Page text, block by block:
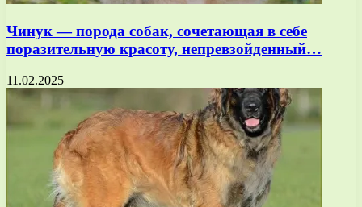
Чинук — порода собак, сочетающая в себе
поразительную красоту, непревзойденный…
11.02.2025